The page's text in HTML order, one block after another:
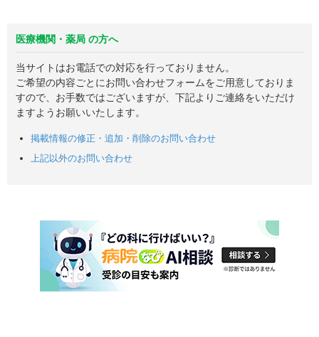
医療機関・薬局 の方へ
当サイトはお電話での対応を行っておりません。
ご希望の内容ごとにお問い合わせフォームをご用意しておりま
すので、お手数ではございますが、下記よりご連絡をいただけ
ますようお願いいたします。
掲載情報の修正・追加・削除のお問い合わせ
上記以外のお問い合わせ